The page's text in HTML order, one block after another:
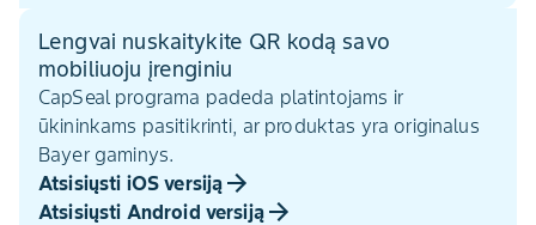
Lengvai nuskaitykite QR kodą savo
mobiliuoju įrenginiu
CapSeal programa padeda platintojams ir
ūkininkams pasitikrinti, ar produktas yra originalus
Bayer gaminys.
Atsisiųsti iOS versiją
Atsisiųsti Android versiją